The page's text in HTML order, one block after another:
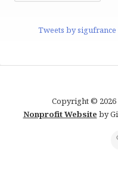
Tweets by sigufrance
Copyright © 2026
Nonprofit Website by